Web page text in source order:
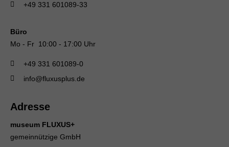
+49 331 601089-33
Büro
Mo - Fr 10:00 - 17:00 Uhr
+49 331 601089-0
info@fluxusplus.de
Adresse
museum FLUXUS+
gemeinnützige GmbH